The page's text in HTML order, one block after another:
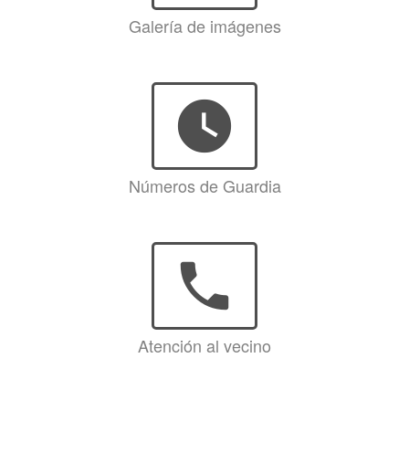
Galería de imágenes
watch_later
Números de Guardia
phone
Atención al vecino